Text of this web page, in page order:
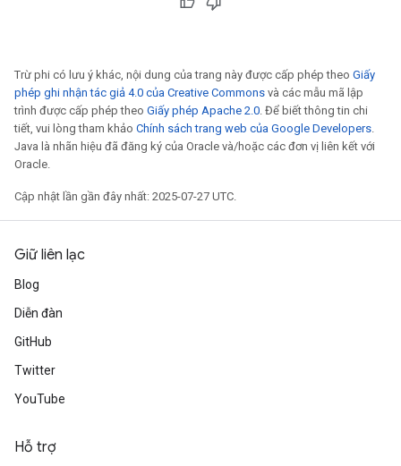
Trừ phi có lưu ý khác, nội dung của trang này được cấp phép theo Giấy
phép ghi nhận tác giả 4.0 của Creative Commons và các mẫu mã lập
trình được cấp phép theo Giấy phép Apache 2.0. Để biết thông tin chi
tiết, vui lòng tham khảo Chính sách trang web của Google Developers.
Java là nhãn hiệu đã đăng ký của Oracle và/hoặc các đơn vị liên kết với
Oracle.
Cập nhật lần gần đây nhất: 2025-07-27 UTC.
Giữ liên lạc
Blog
Diễn đàn
GitHub
Twitter
YouTube
Hỗ trợ